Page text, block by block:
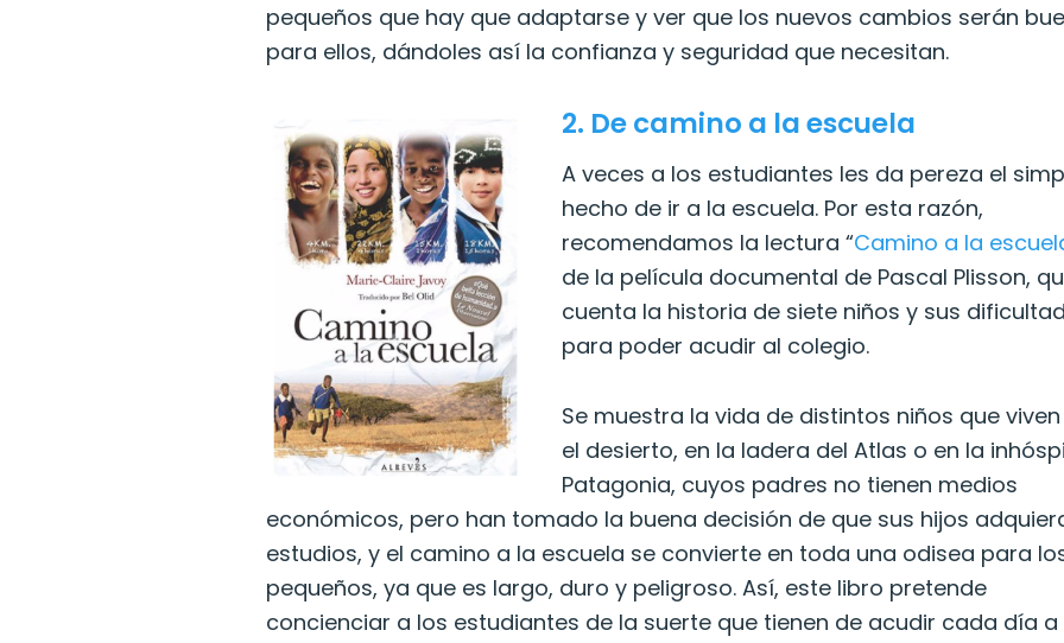
pequeños que hay que adaptarse y ver que los nuevos cambios serán
para ellos, dándoles así la confianza y seguridad que necesitan.
2. De camino a la escuela
A veces a los estudiantes les da pereza el
hecho de ir a la escuela. Por esta razón,
recomendamos la lectura “Camino a la
de la película documental de Pascal Plisson,
cuenta la historia de siete niños y sus
para poder acudir al colegio.
Se muestra la vida de distintos niños que viven
el desierto, en la ladera del Atlas o en la
Patagonia, cuyos padres no tienen medios
económicos, pero han tomado la buena decisión de que sus hijos
estudios, y el camino a la escuela se convierte en toda una odisea para
pequeños, ya que es largo, duro y peligroso. Así, este libro pretende
concienciar a los estudiantes de la suerte que tienen de acudir cada día a